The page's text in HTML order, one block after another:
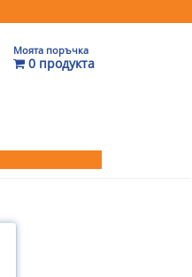
Моята поръчка
0 продукта